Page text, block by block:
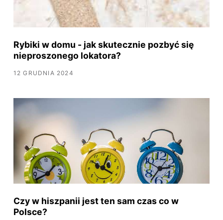
Rybiki w domu - jak skutecznie pozbyć się
nieproszonego lokatora?
12 GRUDNIA 2024
Czy w hiszpanii jest ten sam czas co w
Polsce?